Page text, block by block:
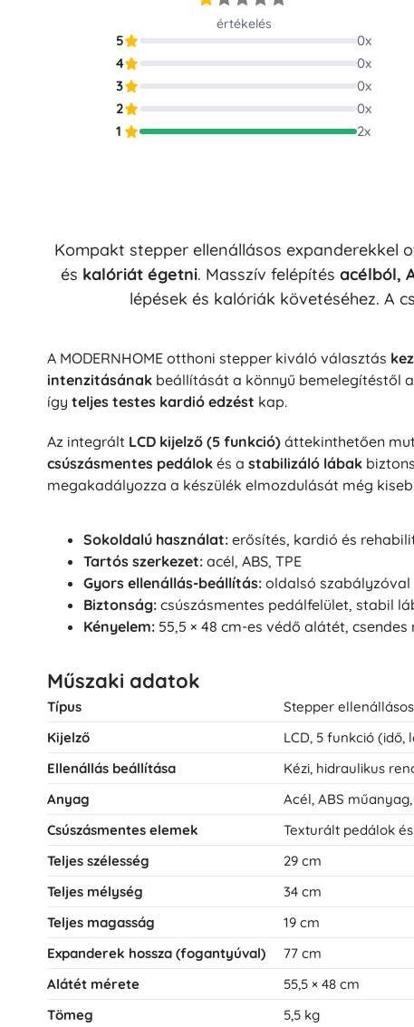
értékelés
5 0x
4
0x
3
0x
2
0x
1
2x
Kompakt stepper ellenállásos expanderekkel
és kalóriát égetni. Masszív felépítés acélból,
lépések és kalóriák követéséhez. A
A MODERNHOME otthoni stepper kiváló választás
intenzitásának beállítását a könnyű bemelegítéstől
így teljes testes kardió edzést kap.
Az integrált LCD kijelző (5 funkció) áttekinthetően
csúszásmentes pedálok és a stabilizáló lábak
megakadályozza a készülék elmozdulását még
Sokoldalú használat: erősítés, kardió és
Tartós szerkezet: acél, ABS, TPE
Gyors ellenállás-beállítás: oldalsó szabályzóval
Biztonság: csúszásmentes pedálfelület, stabil
Kényelem: 55,5 × 48 cm-es védő alátét, csendes
Műszaki adatok
Típus
Stepper
Kijelző
LCD, 5 funkció (idő,
Ellenállás beállítása
Kézi, hidraulikus
Anyag
Acél, ABS
Csúszásmentes elemek
Texturált pedálok
Teljes szélesség
29 cm
Teljes mélység
34 cm
Teljes magasság
19 cm
Expanderek hossza (fogantyúval)
77 cm
Alátét mérete
55,5 × 48 cm
Tömeg
5,5 kg